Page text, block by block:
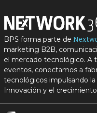
BPS forma parte de
marketing B2B,
el mercado tecnológico. A
eventos, conectamos a
tecnológicos impulsando
Innovación y el